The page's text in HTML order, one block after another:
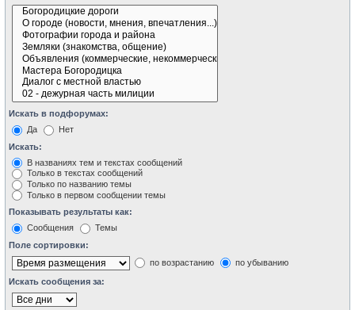
Искать в подфорумах:
Да
Нет
Искать:
В названиях тем и текстах сообщений
Только в текстах сообщений
Только по названию темы
Только в первом сообщении темы
Показывать результаты как:
Сообщения
Темы
Поле сортировки:
по возрастанию
по убыванию
Искать сообщения за: